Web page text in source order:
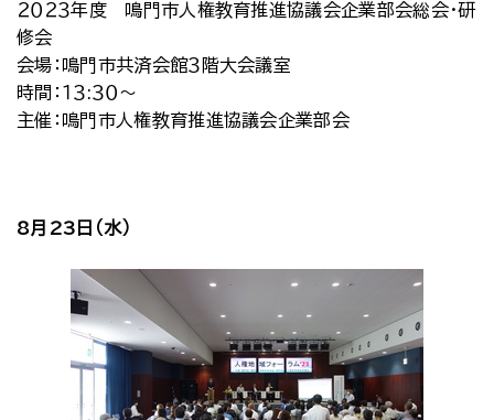
２０２３年度 鳴門市人権教育推進協議会企業部会総会・研
修会
会場：鳴門市共済会館３階大会議室
時間：１３:３０～
主催：鳴門市人権教育推進協議会企業部会
8月23日（水）